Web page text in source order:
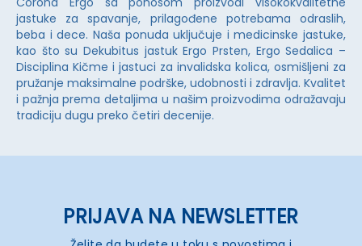
jastuke za spavanje, prilagođene potrebama odraslih,
beba i dece. Naša ponuda uključuje i medicinske jastuke,
kao što su Dekubitus jastuk Ergo Prsten, Ergo Sedalica –
Disciplina Kičme i jastuci za invalidska kolica, osmišljeni za
pružanje maksimalne podrške, udobnosti i zdravlja. Kvalitet
i pažnja prema detaljima u našim proizvodima odražavaju
tradiciju dugu preko četiri decenije.
PRIJAVA NA NEWSLETTER